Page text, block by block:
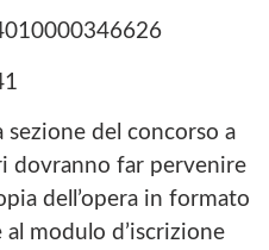
sezione del concorso a
dovranno far pervenire
dell’opera in formato
modulo d’iscrizione